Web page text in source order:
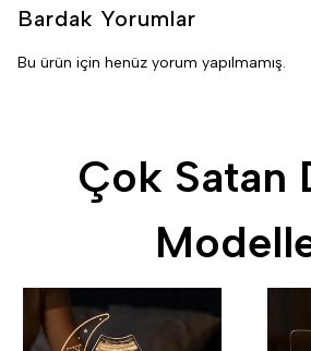
Bardak Yorumlar
Bu ürün için henüz yorum yapılmamış.
Çok Satan